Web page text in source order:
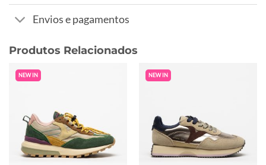
Envios e pagamentos
Produtos Relacionados
NEW IN NEW IN